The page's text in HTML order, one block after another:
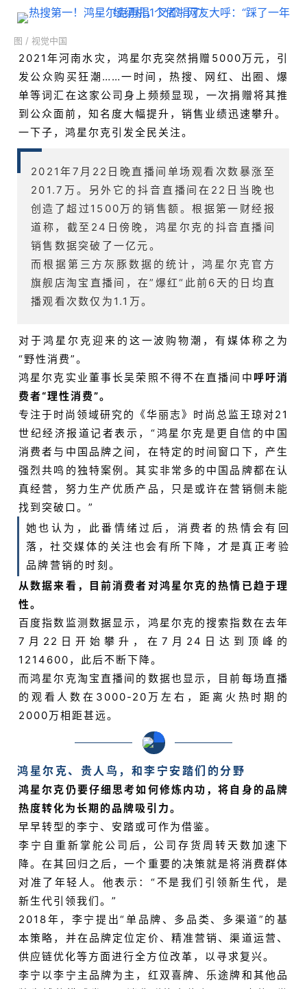
图 / 视觉中国
2021年河南水灾，鸿星尔克突然捐赠5000万元，引
发公众购买狂潮……一时间，热搜、网红、出圈、爆
单等词汇在这家公司身上频频显现，一次捐赠将其推
到公众面前，知名度大幅提升，销售业绩迅速攀升。
一下子，鸿星尔克引发全民关注。
2021年7月22日晚直播间单场观看次数暴涨至
201.7万。另外它的抖音直播间在22日当晚也
创造了超过1500万的销售额。根据第一财经报
道称，截至24日傍晚，鸿星尔克的抖音直播间
销售数据突破了一亿元。
而根据第三方灰豚数据的统计，鸿星尔克官方
旗舰店淘宝直播间，在”爆红“此前6天的日均直
播观看次数仅为1.1万。
对于鸿星尔克迎来的这一波购物潮，有媒体称之为
“野性消费”。
鸿星尔克实业董事长吴荣照不得不在直播间中 呼吁消
费者“理性消费”。
专注于时尚领域研究的《华丽志》时尚总监王琼对21
世纪经济报道记者表示，“鸿星尔克是更自信的中国
消费者与中国品牌之间，在特定的时间窗口下，产生
强烈共鸣的独特案例。其实非常多的中国品牌都在认
真经营，努力生产优质产品，只是或许在营销侧未能
找到突破口。”
她也认为，此番情绪过后，消费者的热情会有回
落，社交媒体的关注也会有所下降，才是真正考验
品牌营销的时刻。
从数据来看，目前消费者对鸿星尔克的热情已趋于理
性。
百度指数监测数据显示，鸿星尔克的搜索指数在去年
7月22日开始攀升，在7月24日达到顶峰的
1214600，此后不断下降。
而鸿星尔克淘宝直播间的数据也显示，目前每场直播
的观看人数在3000-20万左右，距离火热时期的
2000万相距甚远。
鸿星尔克、贵人鸟，和李宁安踏们的分野
鸿星尔克仍要仔细思考如何修炼内功，将自身的品牌
热度转化为长期的品牌吸引力。
早早转型的李宁、安踏或可作为借鉴。
李宁自重新掌舵公司后，公司存货周转天数加速下
降。在其回归之后，一个重要的决策就是将消费群体
对准了年轻人。他表示：“不是我们引领新生代，是
新生代引领我们。”
2018年，李宁提出“单品牌、多品类、多渠道”的基
本策略，并在品牌定位定价、精准营销、渠道运营、
供应链优化等方面进行全方位改革，以寻求复兴。
李宁以李宁主品牌为主，红双喜牌、乐途牌和其他品